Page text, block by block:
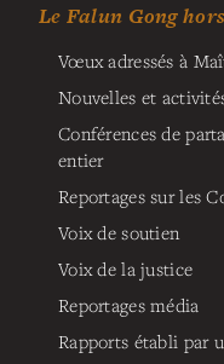
Le Falun Gong
Vœux adressés à
Nouvelles et
Conférences de
entier
Reportages sur les
Voix de soutien
Voix de la justice
Reportages média
Rapports établi par